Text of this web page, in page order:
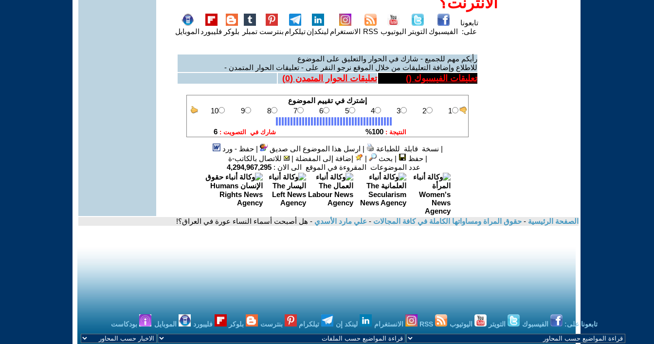
تابعونا
على: الفيسبوك التويتر اليوتيوب RSS الانستغرام لينكدإنتيلكرام بنترست تمبلر بلوكر فليبورد الموبايل
رأيكم مهم للجميع - شارك في الحوار والتعليق على الموضوع
للاطلاع وإضافة التعليقات من خلال الموقع نرجو النقر على - تعليقات الحوار المتمدن -
تعليقات الفيسبوك () تعليقات الحوار المتمدن (0
)
| نسخة قابلة للطباعة | ارسل هذا الموضوع الى صديق |حفظ - ورد
|حفظ | بحث | إضافة إلى المفضلة |
للاتصال بالكاتب-ة
عدد الموضوعات المقروءة في الموقع الى الان : 4,294,967,295
الصفحة الرئيسية - حقوق المراة ومساواتها الكاملة في كافة المجالات - علي مارد الأسدي - هل أصبحت أسماء النساء عورة في العراق؟!
تابعونا على: الفيسبوك التويتر اليوتيوب الانستغرام لينكد إن تيلكرام بنترست بلوكر فليبورد الموبايل بودكاست